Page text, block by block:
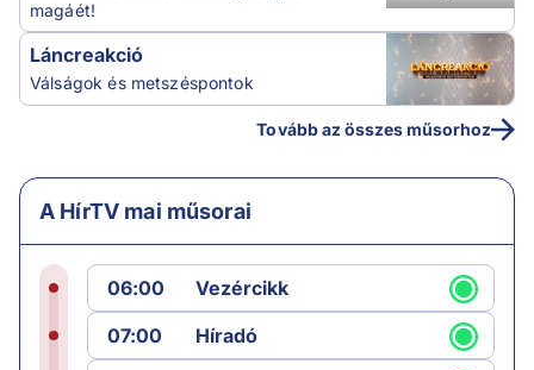
magáét!
Láncreakció
Válságok és metszéspontok
Tovább az összes műsorhoz
A HírTV mai műsorai
06:00
Vezércikk
07:00
Híradó